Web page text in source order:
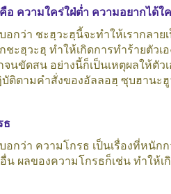
คือ ความใคร่ใฝ่ต่ำ ความอยากได้
กว่า ชะฮฺวะฮฺนี้จะทำให้เรากลาย
ชะฮฺวะฮฺ ทำให้เกิดการทำร้ายตัวเอ
จนขัดสน อย่างนี้ก็เป็นเหตุผลให้ตั
บัติตามคำสั่งของอัลลอฮฺ ซุบฮานะ
ธ
กว่า ความโกรธ เป็นเรื่องที่หนัก
น ผลของความโกรธก็เช่นทำให้เ